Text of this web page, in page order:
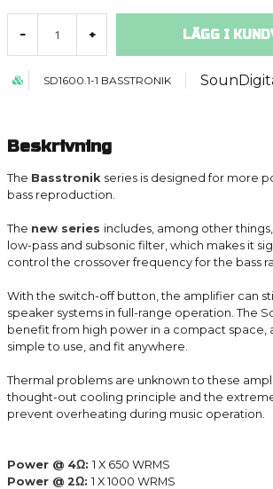
- + LÄGG I
SD1600.1-1 BASSTRONIK
Beskrivning
The Basstronik series is designed for more
bass reproduction.
The new series includes, among other
low-pass and subsonic filter, which makes it
control the crossover frequency for the bass
With the switch-off button, the amplifier can
speaker systems in full-range operation. The
benefit from high power in a compact space,
simple to use, and fit anywhere.
Thermal problems are unknown to these
thought-out cooling principle and the
prevent overheating during music operation.
Power @ 4Ω: 1 X 650 WRMS
Power @ 2Ω: 1 X 1000 WRMS